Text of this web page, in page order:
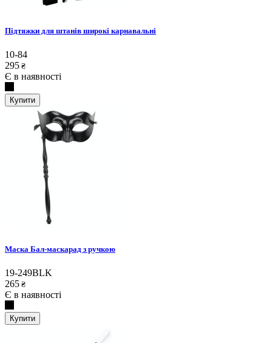
Підтяжки для штанів широкі карнавальні
10-84
295 ₴
Є в наявності
Купити
Маска Бал-маскарад з ручкою
19-249BLK
265 ₴
Є в наявності
Купити